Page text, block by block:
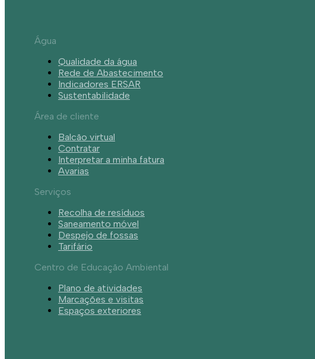
Água
Qualidade da água
Rede de Abastecimento
Indicadores ERSAR
Sustentabilidade
Área de cliente
Balcão virtual
Contratar
Interpretar a minha fatura
Avarias
Serviços
Recolha de resíduos
Saneamento móvel
Despejo de fossas
Tarifário
Centro de Educação Ambiental
Plano de atividades
Marcações e visitas
Espaços exteriores